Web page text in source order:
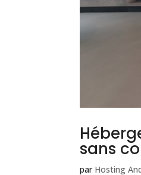
sans
par Hosting